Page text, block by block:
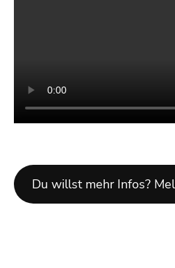
Du willst mehr Infos?